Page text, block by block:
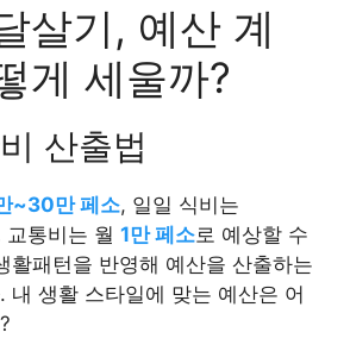
살기, 예산 계
게 세울까?
산출법
~30만 페소, 일일 식비는
교통비는 월 1만 페소로 예상할 수
활패턴을 반영해 예산을 산출하는
내 생활 스타일에 맞는 예산은 어